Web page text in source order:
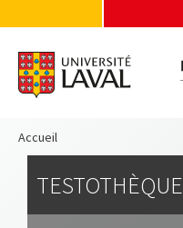
Accueil
TESTOTHÈQUE